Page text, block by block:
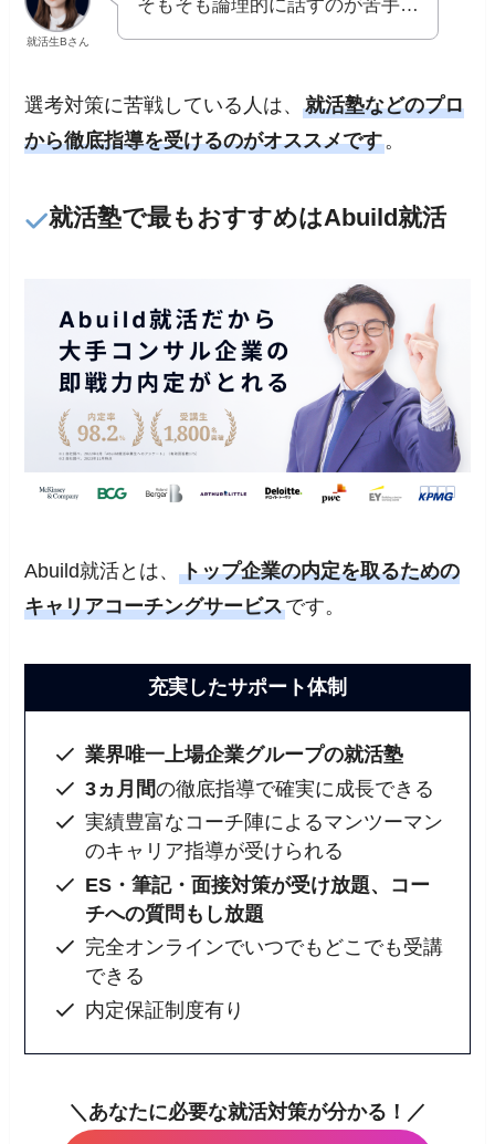
就活生Bさん
そもそも論理的に話すのが苦手…
選考対策に苦戦している人は、就活塾などのプロ
から徹底指導を受けるのがオススメです。
就活塾で最もおすすめはAbuild就活
Abuild就活とは、トップ企業の内定を取るための
キャリアコーチングサービスです。
充実したサポート体制
業界唯一上場企業グループの就活塾
3ヵ月間の徹底指導で確実に成長できる
実績豊富なコーチ陣によるマンツーマン
のキャリア指導が受けられる
ES・筆記・面接対策が受け放題、コー
チへの質問もし放題
完全オンラインでいつでもどこでも受講
できる
内定保証制度有り
＼あなたに必要な就活対策が分かる！／